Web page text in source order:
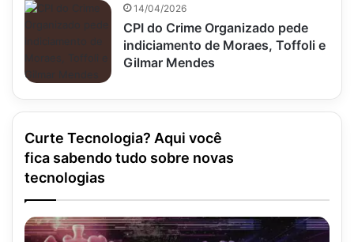
14/04/2026
CPI do Crime Organizado pede
indiciamento de Moraes, Toffoli e
Gilmar Mendes
Curte Tecnologia? Aqui você
fica sabendo tudo sobre novas
tecnologias